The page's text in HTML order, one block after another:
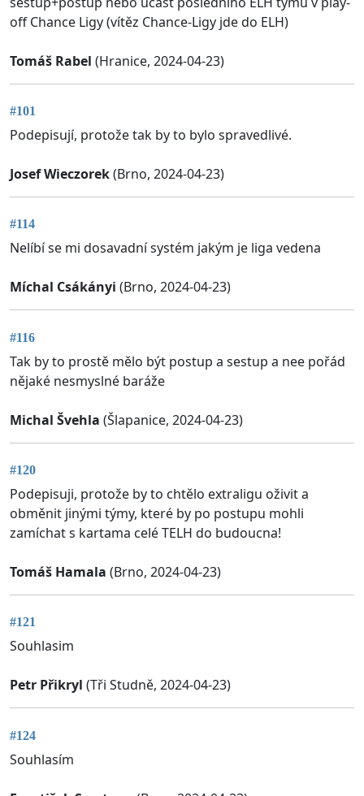
off Chance Ligy (vítěz Chance-Ligy jde do ELH)
Tomáš Rabel (Hranice, 2024-04-23)
#101
Podepisují, protože tak by to bylo spravedlivé.
Josef Wieczorek(Brno, 2024-04-23)
#114
Nelíbí se mi dosavadní systém jakým je liga vedena
Míchal Csákányi (Brno, 2024-04-23)
#116
Tak by to prostě mělo být postup a sestup a nee pořád
nějaké nesmyslné baráže
Michal Švehla (Šlapanice, 2024-04-23)
#120
Podepisuji, protože by to chtělo extraligu oživit a
obměnit jinými týmy, které by po postupu mohli
zamíchat s kartama celé TELH do budoucna!
Tomáš Hamala (Brno, 2024-04-23)
#121
Souhlasim
Petr Přikryl (Tři Studně, 2024-04-23)
#124
Souhlasím